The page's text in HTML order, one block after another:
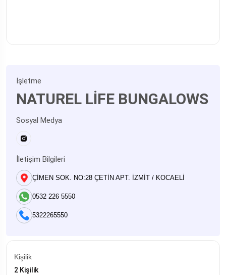
İşletme
NATUREL LİFE BUNGALOWS
Sosyal Medya
İletişim Bilgileri
ÇİMEN SOK. NO:28 ÇETİN APT. İZMİT / KOCAELİ
0532 226 5550
5322265550
Kişilik
2 Kişilik